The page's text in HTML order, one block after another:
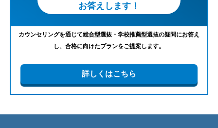
お答えします！
カウンセリングを通じて総合型選抜・学校推薦型選抜の疑問にお答え
し、合格に向けたプランをご提案します。
詳しくはこちら